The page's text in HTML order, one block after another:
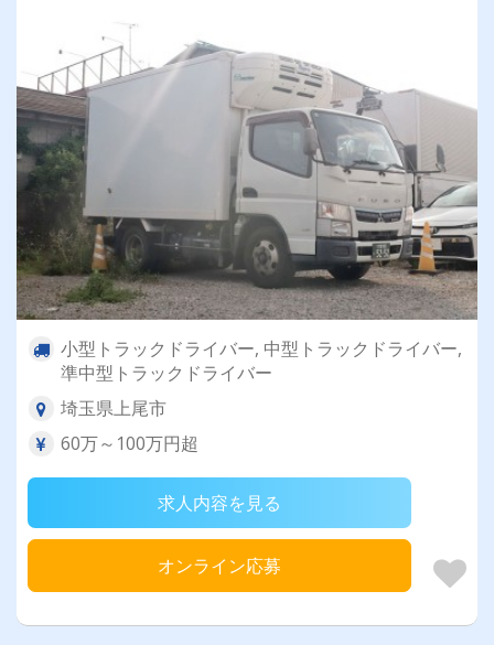
小型トラックドライバー, 中型トラックドライバー,
準中型トラックドライバー
埼玉県上尾市
60万～100万円超
求人内容を見る
オンライン応募